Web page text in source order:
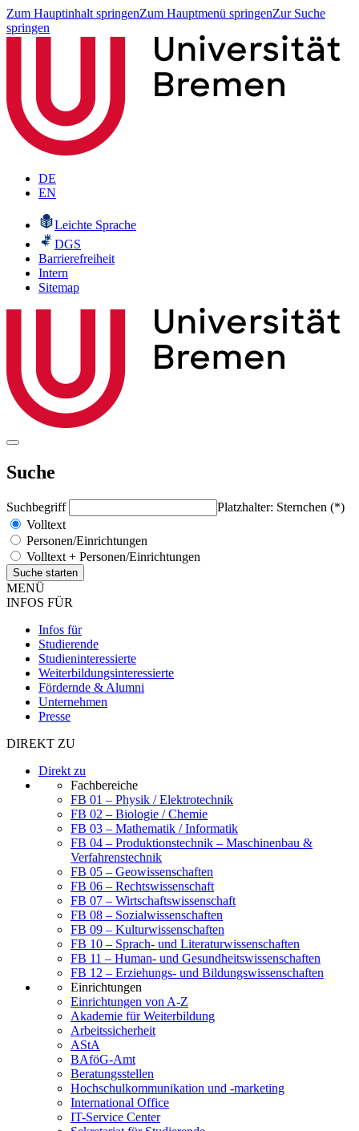
Zum Hauptinhalt springenZum Hauptmenü springenZur Suche
springen
DE
EN
Leichte Sprache
DGS
Barrierefreiheit
Intern
Sitemap
Suche
Suchbegriff
Platzhalter: Sternchen (*)
Volltext
Personen/Einrichtungen
Volltext + Personen/Einrichtungen
MENÜ
INFOS FÜR
Infos für
Studierende
Studieninteressierte
Weiterbildungsinteressierte
Fördernde & Alumni
Unternehmen
Presse
DIREKT ZU
Direkt zu
Fachbereiche
FB 01 – Physik / Elektrotechnik
FB 02 – Biologie / Chemie
FB 03 – Mathematik / Informatik
FB 04 – Produktionstechnik – Maschinenbau &
Verfahrenstechnik
FB 05 – Geowissenschaften
FB 06 – Rechtswissenschaft
FB 07 – Wirtschaftswissenschaft
FB 08 – Sozialwissenschaften
FB 09 – Kulturwissenschaften
FB 10 – Sprach- und Literaturwissenschaften
FB 11 – Human- und Gesundheitswissenschaften
FB 12 – Erziehungs- und Bildungswissenschaften
Einrichtungen
Einrichtungen von A-Z
Akademie für Weiterbildung
Arbeitssicherheit
AStA
BAföG-Amt
Beratungsstellen
Hochschulkommunikation und -marketing
International Office
IT-Service Center